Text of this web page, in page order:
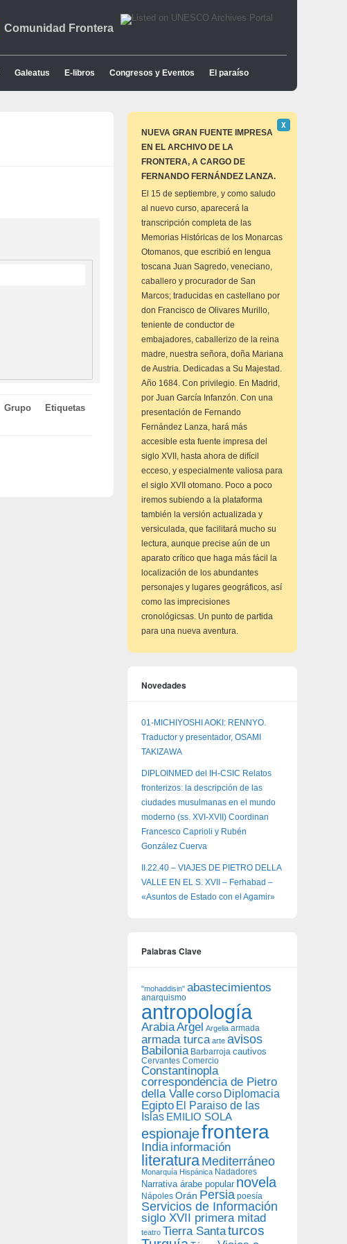
Comunidad Frontera
Galeatus E-libros Congresos y Eventos El paraíso
Grupo Etiquetas
NUEVA GRAN FUENTE IMPRESA
EN EL ARCHIVO DE LA
FRONTERA, A CARGO DE
FERNANDO FERNÁNDEZ LANZA.
Descartar
este
Χ
El 15 de septiembre, y como saludo
al nuevo curso, aparecerá la
transcripción completa de las
Memorias Históricas de los Monarcas
Otomanos, que escribió en lengua
toscana Juan Sagredo, veneciano,
caballero y procurador de San
Marcos; traducidas en castellano por
don Francisco de Olivares Murillo,
teniente de conductor de
embajadores, caballerizo de la reina
madre, nuestra señora, doña Mariana
de Austria. Dedicadas a Su Majestad.
Año 1684. Con privilegio. En Madrid,
por Juan García Infanzón. Con una
presentación de Fernando
Fernández Lanza, hará más
accesible esta fuente impresa del
siglo XVII, hasta ahora de difícil
ecceso, y especialmente valiosa para
el siglo XVII otomano. Poco a poco
iremos subiendo a la plataforma
también la versión actualizada y
versiculada, que facilitará mucho su
lectura, aunque precise aún de un
aparato crítico que haga más fácil la
localización de los abundantes
personajes y lugares geográficos, así
como las imprecisiones
cronológicsas. Un punto de partida
para una nueva aventura.
Novedades
01-MICHIYOSHI AOKI: RENNYO.
Traductor y presentador, OSAMI
TAKIZAWA
DIPLOINMED del IH-CSIC Relatos
fronterizos: la descripción de las
ciudades musulmanas en el mundo
moderno (ss. XVI-XVII) Coordinan
Francesco Caprioli y Rubén
González Cuerva
II.22.40 – VIAJES DE PIETRO DELLA
VALLE EN EL S. XVII – Ferhabad –
«Asuntos de Estado con el Agamir»
Palabras Clave
"mohaddisin" abastecimientos
anarquismo
antropología
ArabiaArgel Argelia armada
armada turca arte avisos
Babilonia Barbarroja cautivos
Cervantes Comercio
Constantinopla
correspondencia de Pietro
della Vallecorso Diplomacia
Egipto El Paraiso de las
Islas EMILIO SOLA
espionajefrontera
India información
literatura Mediterráneo
Monarquía Hispánica Nadadores
Narrativa árabe popular novela
Nápoles Orán Persia poesía
Servicios de Información
siglo XVII primera mitad
teatro Tierra Santaturcos